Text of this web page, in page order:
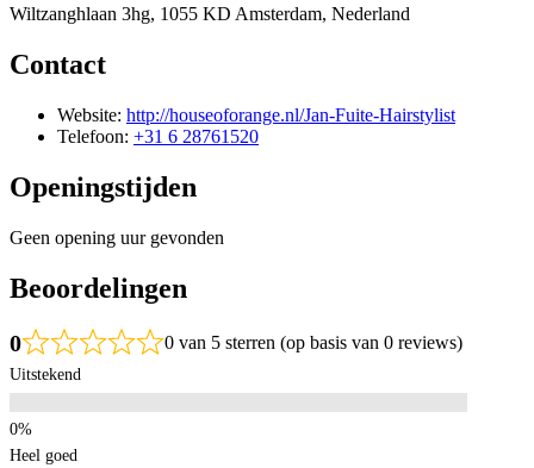
Wiltzanghlaan 3hg, 1055 KD Amsterdam, Nederland
Contact
Website: http://houseoforange.nl/Jan-Fuite-Hairstylist
Telefoon: +31 6 28761520
Openingstijden
Geen opening uur gevonden
Beoordelingen
0 0 van 5 sterren (op basis van 0 reviews)
Uitstekend
Heel goed